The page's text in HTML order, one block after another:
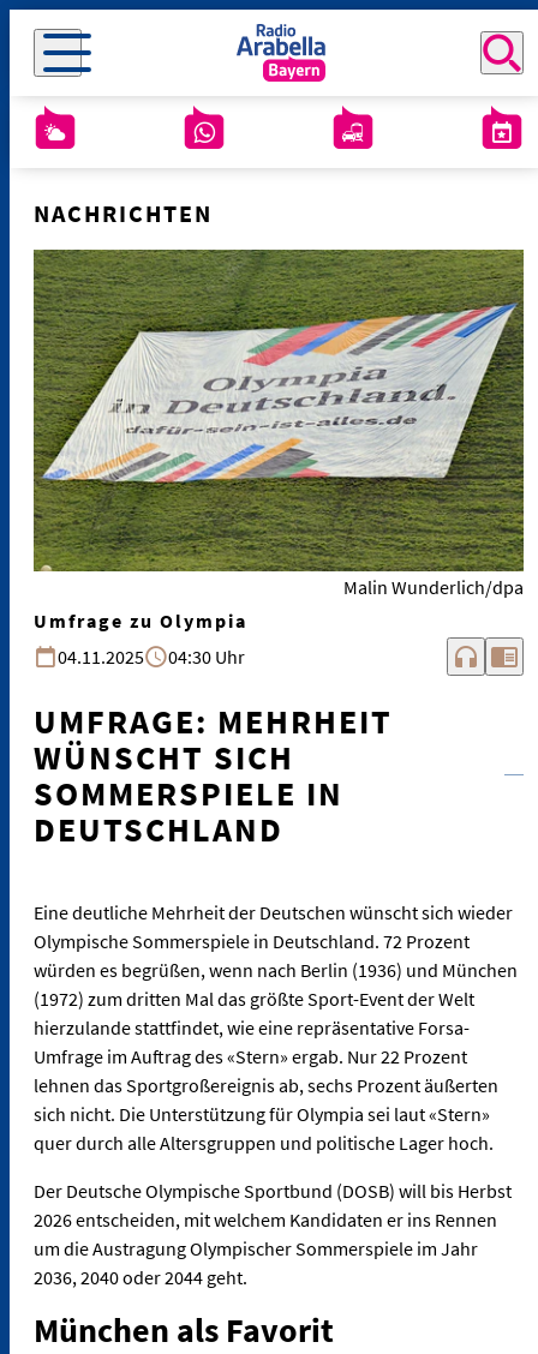
NACHRICHTEN
Malin Wunderlich/dpa
Umfrage zu Olympia
04.11.2025
04:30 Uhr headphones chrome_reader_mode
UMFRAGE: MEHRHEIT
WÜNSCHT SICH
SOMMERSPIELE IN
DEUTSCHLAND
Eine deutliche Mehrheit der Deutschen wünscht sich wieder
Olympische Sommerspiele in Deutschland. 72 Prozent
würden es begrüßen, wenn nach Berlin (1936) und München
(1972) zum dritten Mal das größte Sport-Event der Welt
hierzulande stattfindet, wie eine repräsentative Forsa-
Umfrage im Auftrag des «Stern» ergab. Nur 22 Prozent
lehnen das Sportgroßereignis ab, sechs Prozent äußerten
sich nicht. Die Unterstützung für Olympia sei laut «Stern»
quer durch alle Altersgruppen und politische Lager hoch.
Der Deutsche Olympische Sportbund (DOSB) will bis Herbst
2026 entscheiden, mit welchem Kandidaten er ins Rennen
um die Austragung Olympischer Sommerspiele im Jahr
2036, 2040 oder 2044 geht.
München als Favorit